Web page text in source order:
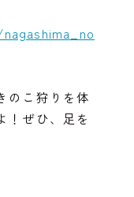
のこ狩りを体
！ぜひ、足を